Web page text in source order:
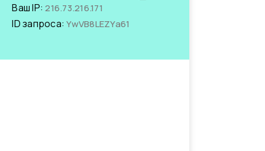
Ваш IP:216.73.216.171
ID запроса:YwVB8LEZYa61